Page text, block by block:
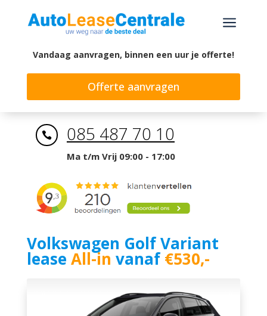
a
Vandaag aanvragen, binnen een uur je offerte!
Offerte aanvragen
 085 487 70 10
Ma t/m Vrij 09:00 - 17:00
Volkswagen Golf Variant
lease All-in vanaf€530,-